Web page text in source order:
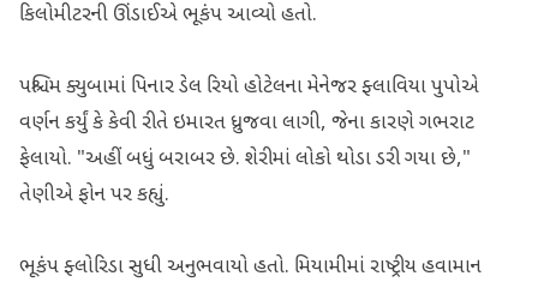
કિલોમીટરની ઊંડાઈએ ભૂકંપ આવ્યો હતો.
પશ્ચિમ ક્યુબામાં પિનાર ડેલ રિયો હોટેલના મેનેજર ફ્લાવિયા પુપોએ
વર્ણન કર્યું કે કેવી રીતે ઇમારત ધ્રુજવા લાગી, જેના કારણે ગભરાટ
ફેલાયો. "અહીં બધું બરાબર છે. શેરીમાં લોકો થોડા ડરી ગયા છે,"
તેણીએ ફોન પર કહ્યું.
ભૂકંપ ફ્લોરિડા સુધી અનુભવાયો હતો. મિયામીમાં રાષ્ટ્રીય હવામાન